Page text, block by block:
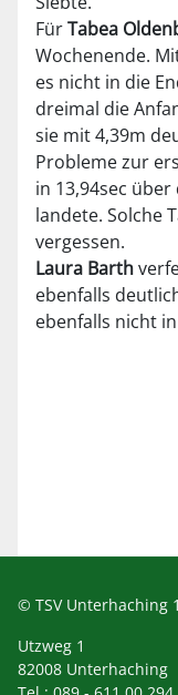
FürTabea
Wochenende.
es nicht in die
dreimal die
sie mit 4,39m
Probleme zur
in 13,94sec
landete. Solche
vergessen.
Laura Barth
ebenfalls
ebenfalls nicht
© TSV Unterhaching
Utzweg 1
82008 Unterhaching